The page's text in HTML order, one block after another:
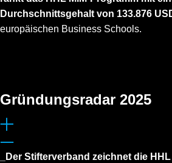
Durchschnittsgehalt von 133.876
europäischen Business Schools.
Gründungsradar 2025
_Der Stifterverband zeichnet die